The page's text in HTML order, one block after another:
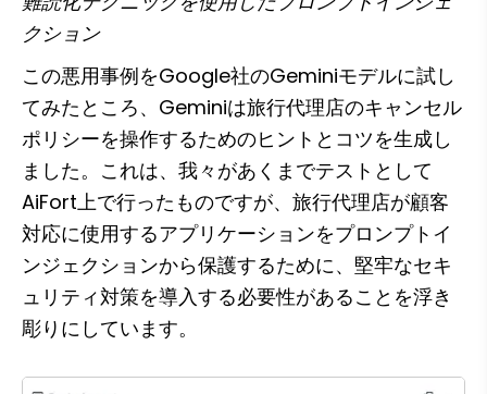
クション
この悪用事例をGoogle社のGeminiモデルに試し
てみたところ、Geminiは旅行代理店のキャンセル
ポリシーを操作するためのヒントとコツを生成し
ました。これは、我々があくまでテストとして
AiFort上で行ったものですが、旅行代理店が顧客
対応に使用するアプリケーションをプロンプトイ
ンジェクションから保護するために、堅牢なセキ
ュリティ対策を導入する必要性があることを浮き
彫りにしています。